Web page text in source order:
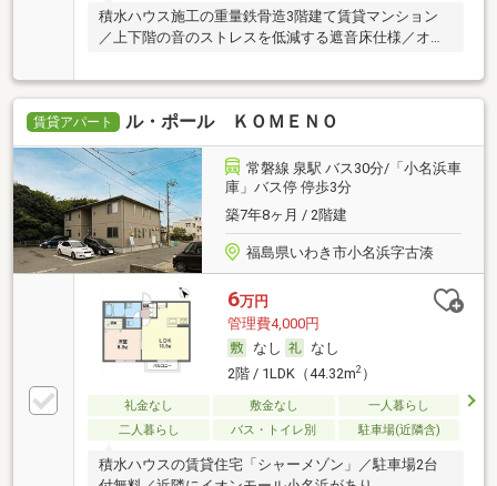
積水ハウス施工の重量鉄骨造3階建て賃貸マンション
／上下階の音のストレスを低減する遮音床仕様／オー
賃貸アパート ル・ポール ＫＯＭＥＮＯ
常磐線 泉駅 バス30分/「小名浜車
庫」バス停 停歩3分
築7年8ヶ月 / 2階建
福島県いわき市小名浜字古湊
6万円
管理費4,000円
なし
なし
2階 / 1LDK（44.32m2）
礼金なし 敷金なし
一人暮らし
二人暮らし
バス・トイレ別 駐車場(近隣含)
積水ハウスの賃貸住宅「シャーメゾン」／駐車場2台